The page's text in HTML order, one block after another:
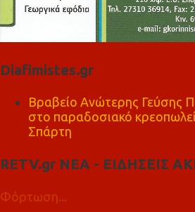
Diafimistes.gr
Βραβείο Ανώτερης Γεύσης
στο παραδοσιακό
Σπάρτη
RETV.gr ΝΕΑ - ΕΙΔΗΣΕΙΣ
Φόρτωση...